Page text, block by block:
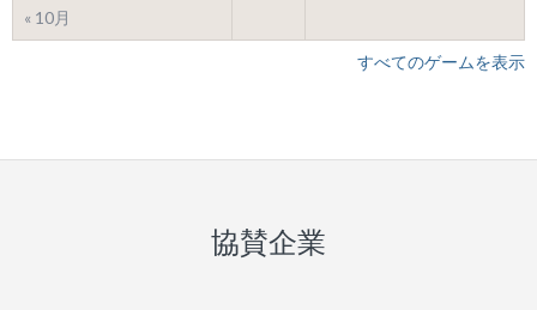
« 10月
すべてのゲームを表示
協賛企業